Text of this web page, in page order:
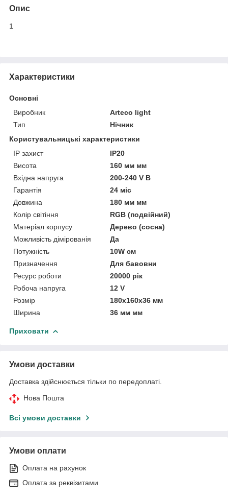
Опис
1
Характеристики
Основні
Виробник
Arteco light
Тип
Нічник
Користувальницькі характеристики
IP захист
IP20
Висота
160 мм мм
Вхідна напруга
200-240 V В
Гарантія
24 міс
Довжина
180 мм мм
Колір світіння
RGB (подвійний)
Матеріал корпусу
Дерево (сосна)
Можливість дімірованія
Да
Потужність
10W см
Призначення
Для бавовни
Ресурс роботи
20000 рік
Робоча напруга
12 V
Розмір
180х160х36 мм
Ширина
36 мм мм
Приховати
Умови доставки
Доставка здійснюється тільки по передоплаті.
Нова Пошта
Всі умови доставки
Умови оплати
Оплата на рахунок
Оплата за реквізитами